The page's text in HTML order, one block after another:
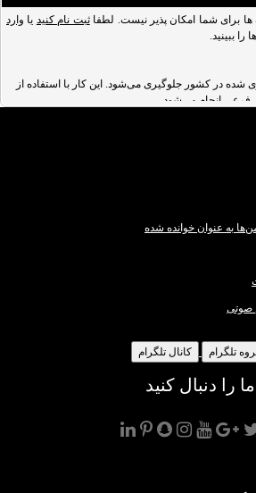
ثبت نام کنید یا وارد
را ببینید.
شده در کشور جلوگیری می‌شود. این کار با استفاده از
فرعی انجام می‌شود.
و مدارک علمی ایران، در این باره گفت: سامانه‌ی ملی
به عنوان خوانده شده
صوتی
تلگرام کانال تلگرام
ما را دنبال کنید